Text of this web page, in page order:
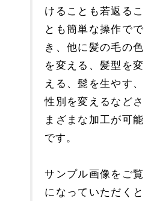
けることも若返るこ
とも簡単な操作でで
き、他に髪の毛の色
を変える、髪型を変
える、髭を生やす、
性別を変えるなどさ
まざまな加工が可能
です。
サンプル画像をご覧
になっていただくと